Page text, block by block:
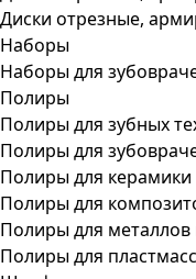
Диски отрезные,
Наборы
Наборы для
Полиры
Полиры для зубных
Полиры для
Полиры для керамики
Полиры для
Полиры для металлов
Полиры для пластмасс